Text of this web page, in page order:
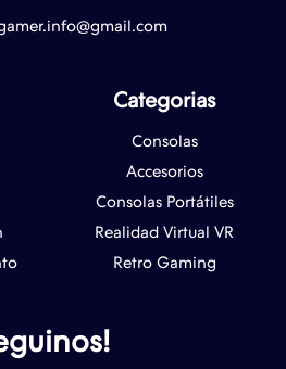
Categorias
Consolas
Accesorios
Consolas Portátiles
Realidad Virtual VR
Retro Gaming